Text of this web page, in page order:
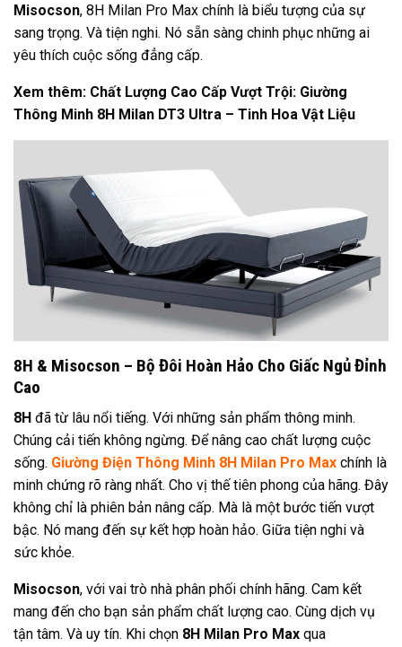
Misocson, 8H Milan Pro Max chính là biểu tượng của sự
sang trọng. Và tiện nghi. Nó sẵn sàng chinh phục những ai
yêu thích cuộc sống đẳng cấp.
Xem thêm: Chất Lượng Cao Cấp Vượt Trội: Giường
Thông Minh 8H Milan DT3 Ultra – Tinh Hoa Vật Liệu
8H & Misocson – Bộ Đôi Hoàn Hảo Cho Giấc Ngủ Đỉnh
Cao
8H đã từ lâu nổi tiếng. Với những sản phẩm thông minh.
Chúng cải tiến không ngừng. Để nâng cao chất lượng cuộc
sống. Giường Điện Thông Minh 8H Milan Pro Max chính là
minh chứng rõ ràng nhất. Cho vị thế tiên phong của hãng. Đây
không chỉ là phiên bản nâng cấp. Mà là một bước tiến vượt
bậc. Nó mang đến sự kết hợp hoàn hảo. Giữa tiện nghi và
sức khỏe.
Misocson, với vai trò nhà phân phối chính hãng. Cam kết
mang đến cho bạn sản phẩm chất lượng cao. Cùng dịch vụ
tận tâm. Và uy tín. Khi chọn 8H Milan Pro Max qua